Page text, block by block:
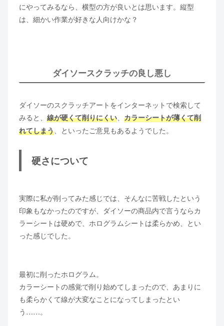
にやってみるなら、横型の方が良いとは思います。縦型
は、細かい作業が好きな人向けかな？
ダイソースクラッチの良し悪し
ダイソーのスクラッチアートをインターネットで検索して
みると、 線が硬くて削りにくい、 カラーシートが薄くて削
れてしまう、といったご意見もあるようでした。
硬さについて
実際に私が削ってみた感じでは、そんなに苦戦したという
印象もなかったのですが、ダイソーの商品内で言うならカ
ラーシートは硬めで、ホログラムシートは柔らかめ、とい
った感じでした。
最初に削ったホログラム。
カラーシートの感覚で削り始めてしまったので、あまりに
も柔らかくて線が大変なことになってしまったとい
う……。